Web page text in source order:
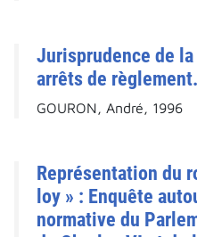
Jurisprudence de
arrêts de règlement.
GOURON, André, 1996
Représentation du
loy » : Enquête
normative du